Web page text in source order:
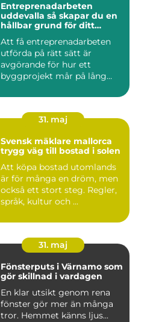
Entreprenadarbeten
uddevalla så skapar du en
hållbar grund för ditt
Att få entreprenadarbeten
utförda på rätt sätt är
avgörande för hur ett
byggprojekt mår på lång
31. maj
Svensk mäklare mallorca
trygg väg till bostad i solen
Att köpa bostad utomlands
är för många en dröm, men
också ett stort steg. Regler,
språk, kultur och ...
31. maj
Fönsterputs i Värnamo som
gör skillnad i vardagen
En klar utsikt genom rena
fönster gör mer än många
tror. Hemmet känns ljus...